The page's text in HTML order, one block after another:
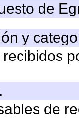
de
y
recibidos
de